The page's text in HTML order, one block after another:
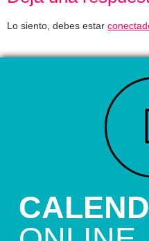
Lo siento, debes estar